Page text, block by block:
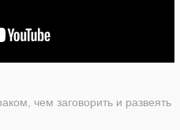
чем заговорить и развеять